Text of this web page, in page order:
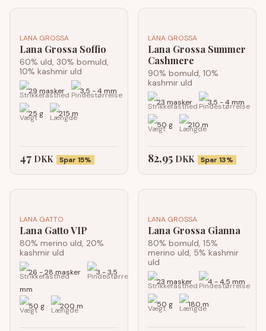
LANA GROSSA
Lana Grossa Soffio
60% uld, 30% bomuld,
10% kashmir uld
29 masker 3,5 - 4 mm
25 g 215 m
47 DKK Spar 15%
LANA GROSSA
Lana Grossa Summer
Cashmere
90% bomuld, 10%
kashmir uld
23 masker 3,5 - 4 mm
50 g 210 m
82,95 DKK Spar 13%
LANA GATTO
Lana Gatto VIP
80% merino uld, 20%
kashmir uld
26 - 28 masker
3 - 3,5
mm
50 g
200 m
LANA GROSSA
Lana Grossa Gianna
80% bomuld, 15%
merino uld, 5% kashmir
uld
23 masker 4 - 4,5 mm
50 g 180 m